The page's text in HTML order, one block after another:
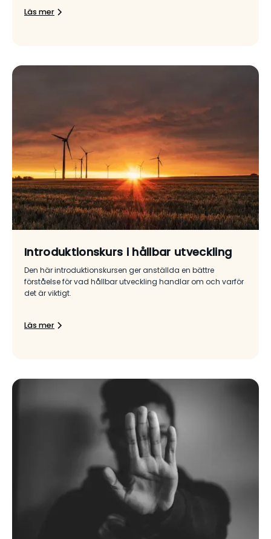
Läs mer
Introduktionskurs i hållbar utveckling
Den här introduktionskursen ger anställda en bättre
förståelse för vad hållbar utveckling handlar om och varför
det är viktigt.
Läs mer